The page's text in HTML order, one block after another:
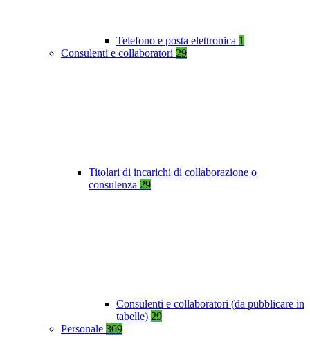
Telefono e posta elettronica 1
Consulenti e collaboratori 29
Titolari di incarichi di collaborazione o
consulenza 29
Consulenti e collaboratori (da pubblicare in
tabelle) 29
Personale 369